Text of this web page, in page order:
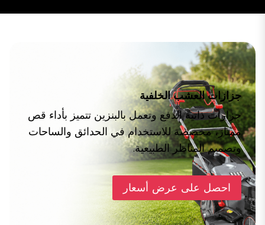
جزازات العشب الخلفية
جزازات ذاتية الدفع وتعمل بالبنزين تتميز بأداء قص
ممتاز، مخصصة للاستخدام في الحدائق والساحات
وتصميم المناظر الطبيعية.
احصل على عرض أسعار